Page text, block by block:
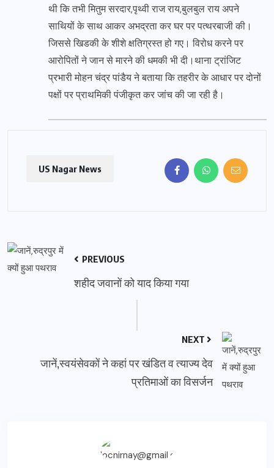
थी कि तभी मितुम सरदार,पृथ्वी राज राय,बुलबुल राय अपने
साथियों के साथ आकर अभद्रता कर घर पर पत्थरबाजी की।
जिससे खिडकी के शीशे क्षतिग्रस्त हो गए। विरोध करने पर
आरोपितों ने जान से मारने की धमकी भी दी।थाना ट्रांजिट
प्रभारी मोहन चंद्र पांडैय ने बताया कि तहरीर के आधार पर दोनों
पक्षों पर प्राथमिकी पंजीकृत कर जांच की जा रही है।
US Nagar News
PREVIOUS
शहीद जवानों को याद किया गया
NEXT
जानें,स्वयंसेवकों ने कहां पर खंडित व त्याज्य देव
प्रतिमाओं का विसर्जन